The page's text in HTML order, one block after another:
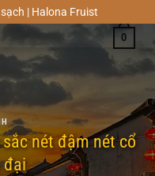
| Halona Fruist
0
nét đậm nét cổ
đại